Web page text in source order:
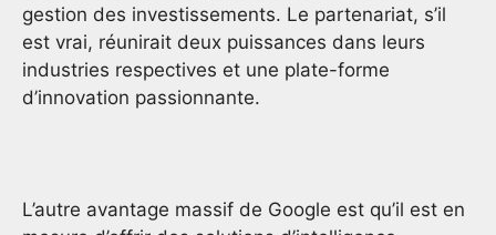
gestion des investissements. Le partenariat, s’il
est vrai, réunirait deux puissances dans leurs
industries respectives et une plate-forme
d’innovation passionnante.
L’autre avantage massif de Google est qu’il est en